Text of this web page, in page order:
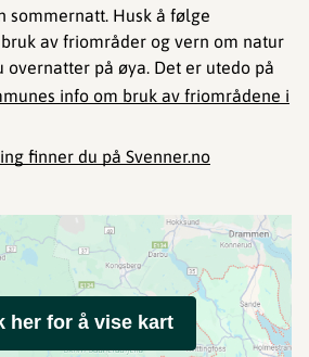
sommernatt. Husk å følge
av friområder og vern om natur
overnatter på øya. Det er utedo på
info om bruk av friområdene i
finner du på Svenner.no
her for å vise kart